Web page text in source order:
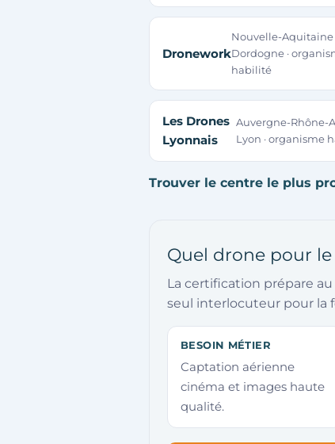
Dronework
Nouvelle-Aquitaine
Dordogne ·
habilité
Les Drones
Lyonnais
Auvergne-Rhône-
Lyon · organisme
Trouver le centre le plus
Quel drone pour
La certification prépare
seul interlocuteur pour la
BESOIN MÉTIER
Captation aérienne
cinéma et images haute
qualité.